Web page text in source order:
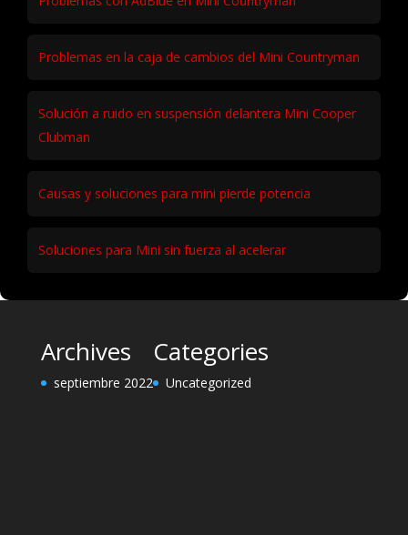
Problemas en la caja de cambios del Mini Countryman
Solución a ruido en suspensión delantera Mini Cooper
Clubman
Causas y soluciones para mini pierde potencia
Soluciones para Mini sin fuerza al acelerar
Archives
septiembre 2022
Categories
Uncategorized